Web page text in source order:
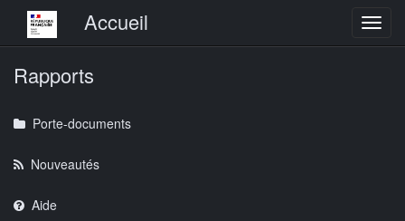
Menu principalAccueil
Rapports
Porte-documents
Nouveautés
Aide